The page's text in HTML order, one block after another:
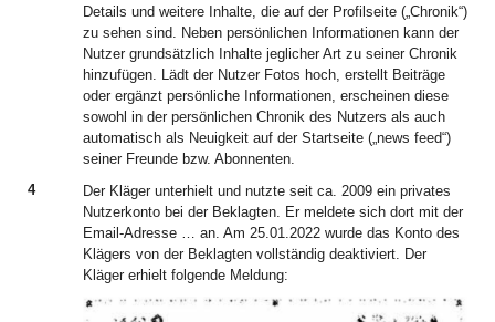
Details und weitere Inhalte, die auf der Profilseite („Chronik“)
zu sehen sind. Neben persönlichen Informationen kann der
Nutzer grundsätzlich Inhalte jeglicher Art zu seiner Chronik
hinzufügen. Lädt der Nutzer Fotos hoch, erstellt Beiträge
oder ergänzt persönliche Informationen, erscheinen diese
sowohl in der persönlichen Chronik des Nutzers als auch
automatisch als Neuigkeit auf der Startseite („news feed“)
seiner Freunde bzw. Abonnenten.
4
Der Kläger unterhielt und nutzte seit ca. 2009 ein privates
Nutzerkonto bei der Beklagten. Er meldete sich dort mit der
Email-Adresse … an. Am 25.01.2022 wurde das Konto des
Klägers von der Beklagten vollständig deaktiviert. Der
Kläger erhielt folgende Meldung: